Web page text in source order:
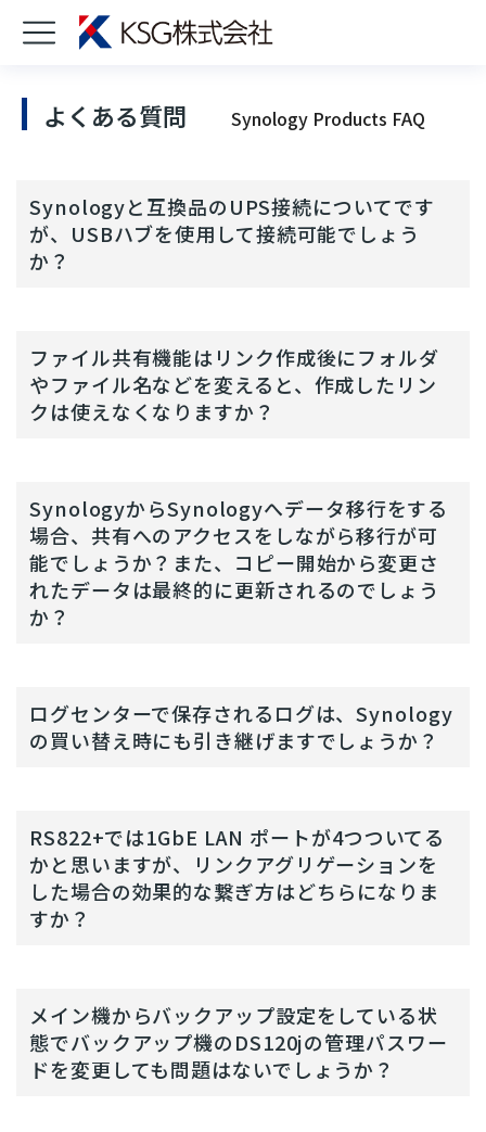
よくある質問 Synology Products FAQ
Synologyと互換品のUPS接続についてです
が、USBハブを使用して接続可能でしょう
か？
ファイル共有機能はリンク作成後にフォルダ
やファイル名などを変えると、作成したリン
クは使えなくなりますか？
SynologyからSynologyへデータ移行をする
場合、共有へのアクセスをしながら移行が可
能でしょうか？また、コピー開始から変更さ
れたデータは最終的に更新されるのでしょう
か？
ログセンターで保存されるログは、Synology
の買い替え時にも引き継げますでしょうか？
RS822+では1GbE LAN ポートが4つついてる
かと思いますが、リンクアグリゲーションを
した場合の効果的な繋ぎ方はどちらになりま
すか？
メイン機からバックアップ設定をしている状
態でバックアップ機のDS120jの管理パスワー
ドを変更しても問題はないでしょうか？